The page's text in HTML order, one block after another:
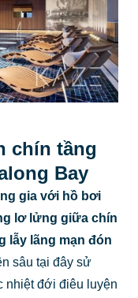
chín tầng
Bay
gia với hồ bơi
lơ lửng giữa chín
lẫy lãng mạn đón
sâu tại đây sử
nhiệt đới điêu luyện